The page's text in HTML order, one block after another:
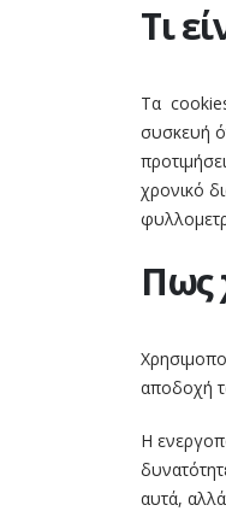
Τι
Τα cookies
συσκευή
χρονικό
Πως
αποδοχή
Η
αυτά,